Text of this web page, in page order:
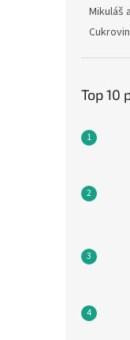
Mikuláš
Top 10